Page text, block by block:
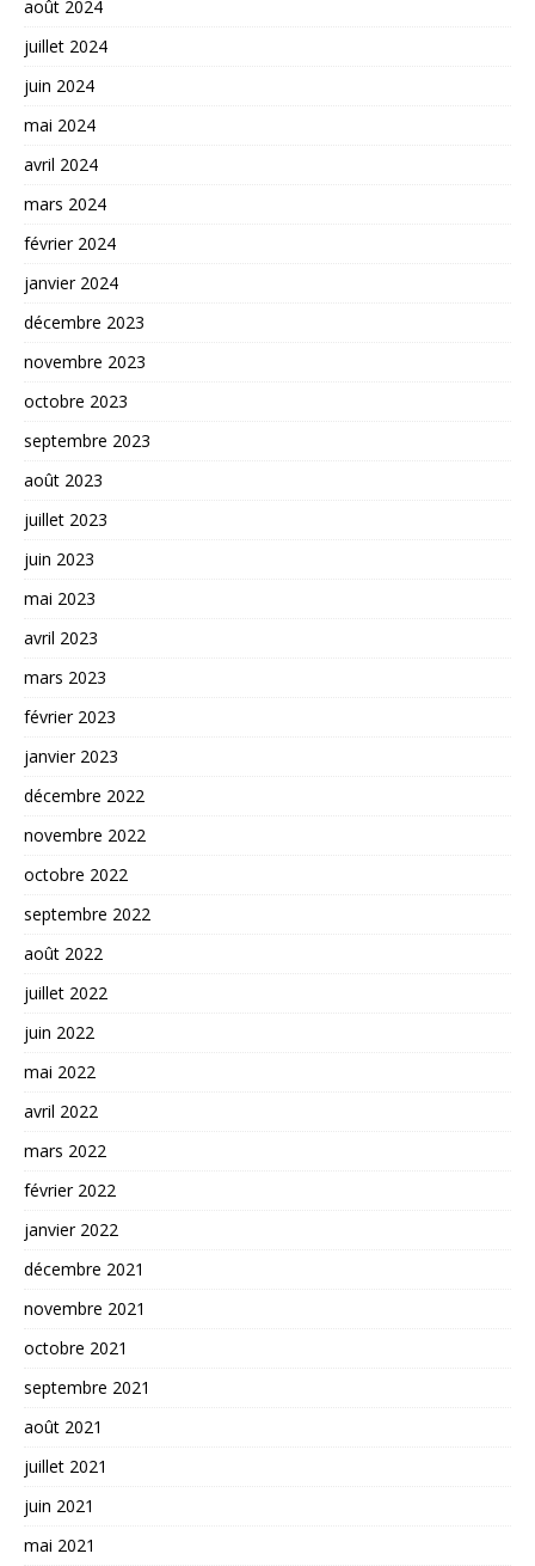
août 2024
juillet 2024
juin 2024
mai 2024
avril 2024
mars 2024
février 2024
janvier 2024
décembre 2023
novembre 2023
octobre 2023
septembre 2023
août 2023
juillet 2023
juin 2023
mai 2023
avril 2023
mars 2023
février 2023
janvier 2023
décembre 2022
novembre 2022
octobre 2022
septembre 2022
août 2022
juillet 2022
juin 2022
mai 2022
avril 2022
mars 2022
février 2022
janvier 2022
décembre 2021
novembre 2021
octobre 2021
septembre 2021
août 2021
juillet 2021
juin 2021
mai 2021